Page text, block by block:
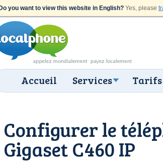
Do you want to view this website in English? Yes, please
Accueil Services Tarifs
Configurer le
Gigaset C460 IP